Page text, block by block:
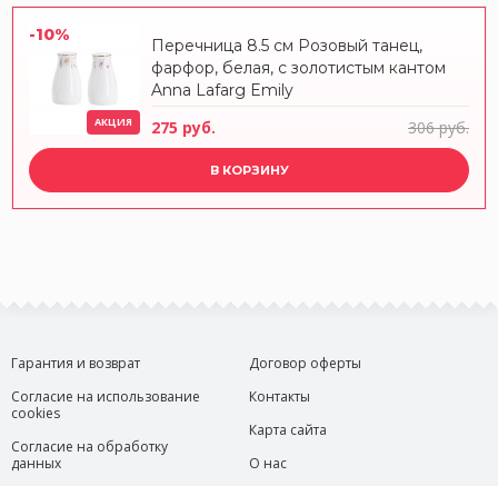
-10%
АКЦИЯ
Перечница 8.5 см Розовый танец,
фарфор, белая, с золотистым кантом
Anna Lafarg Emily
275 руб. 306 руб.
В КОРЗИНУ
Гарантия и возврат
Согласие на использование
cookies
Согласие на обработку
данных
Договор оферты
Контакты
Карта сайта
О нас